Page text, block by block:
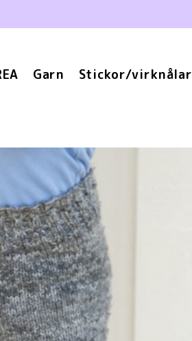
Garn Stickor/virknålar